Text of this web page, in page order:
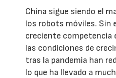
China sigue siendo el
los robots móviles. Sin
creciente competencia
las condiciones de
tras la pandemia han
lo que ha llevado a